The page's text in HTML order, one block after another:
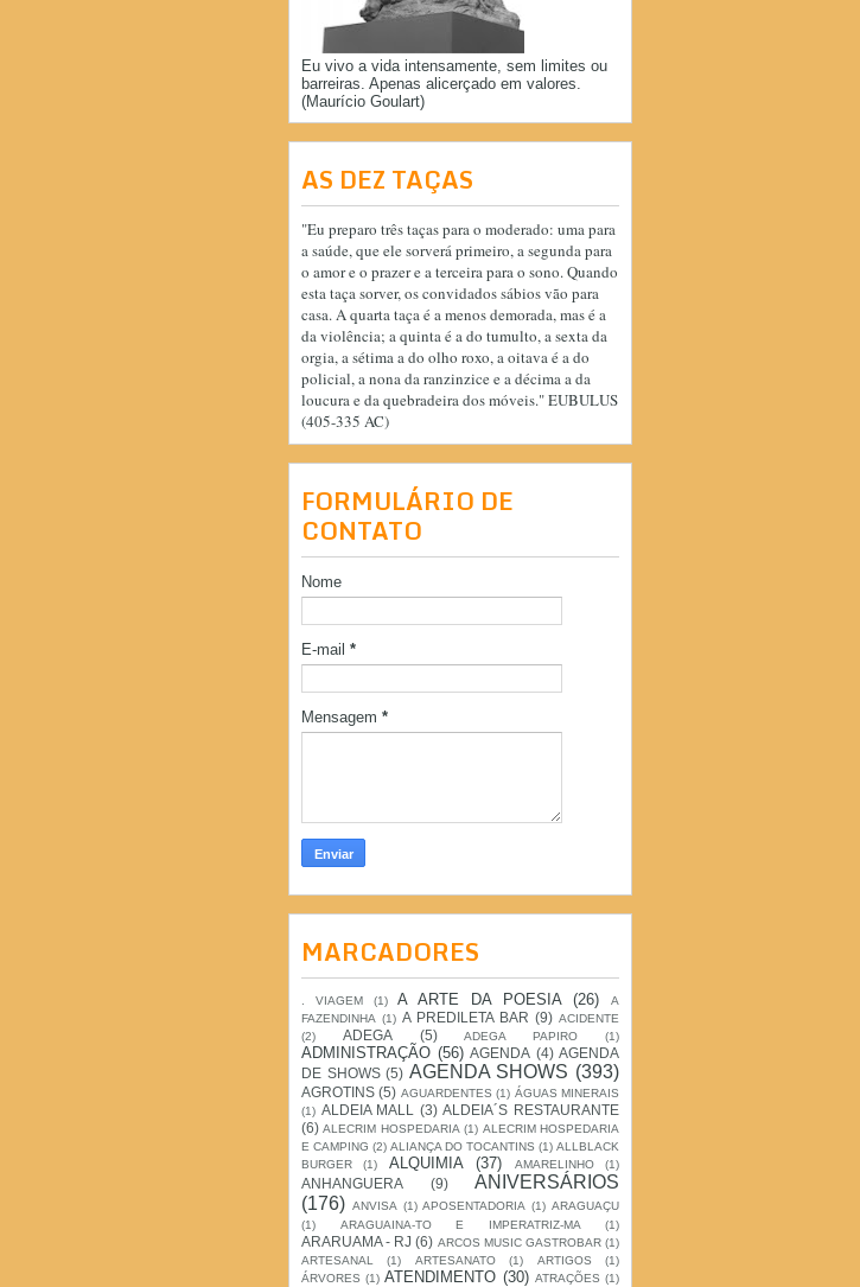
Eu vivo a vida intensamente, sem limites ou
barreiras. Apenas alicerçado em valores.
(Maurício Goulart)
AS DEZ TAÇAS
"Eu preparo três taças para o moderado: uma para
a saúde, que ele sorverá primeiro, a segunda para
o amor e o prazer e a terceira para o sono. Quando
esta taça sorver, os convidados sábios vão para
casa. A quarta taça é a menos demorada, mas é a
da violência; a quinta é a do tumulto, a sexta da
orgia, a sétima a do olho roxo, a oitava é a do
policial, a nona da ranzinzice e a décima a da
loucura e da quebradeira dos móveis." EUBULUS
(405-335 AC)
FORMULÁRIO DE
CONTATO
Nome
E-mail *
Mensagem *
MARCADORES
. VIAGEM (1) A ARTE DA POESIA (26)
A
FAZENDINHA (1) A PREDILETA BAR (9) ACIDENTE
(2)
ADEGA (5) ADEGA PAPIRO (1)
ADMINISTRAÇÃO (56) AGENDA (4) AGENDA
DE SHOWS (5) AGENDA SHOWS (393)
AGROTINS (5) AGUARDENTES (1) ÁGUAS MINERAIS
(1) ALDEIA MALL (3) ALDEIA´S RESTAURANTE
(6) ALECRIM HOSPEDARIA (1) ALECRIM HOSPEDARIA
E CAMPING (2) ALIANÇA DO TOCANTINS (1) ALLBLACK
BURGER
(1) ALQUIMIA (37) AMARELINHO (1)
ANHANGUERA (9)
ANIVERSÁRIOS
(176) ANVISA (1) APOSENTADORIA (1) ARAGUAÇU
(1)
ARAGUAINA-TO E IMPERATRIZ-MA (1)
ARARUAMA - RJ (6) ARCOS MUSIC GASTROBAR (1)
ARTESANAL
(1) ARTESANATO (1) ARTIGOS
(1)
ÁRVORES (1) ATENDIMENTO (30) ATRAÇÕES (1)